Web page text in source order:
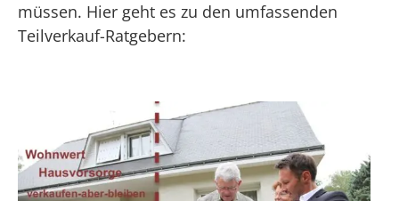
müssen. Hier geht es zu den umfassenden
Teilverkauf-Ratgebern: